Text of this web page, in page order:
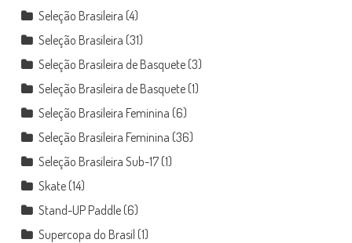
Seleção Brasileira (4)
Seleção Brasileira (31)
Seleção Brasileira de Basquete(3)
Seleção Brasileira de Basquete(1)
Seleção Brasileira Feminina (6)
Seleção Brasileira Feminina (36)
Seleção Brasileira Sub-17(1)
Skate(14)
Stand-UP Paddle(6)
Supercopa do Brasil (1)